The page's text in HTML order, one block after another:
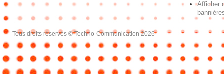
Afficher
Tous droits réservés © Techno-Communication 2026